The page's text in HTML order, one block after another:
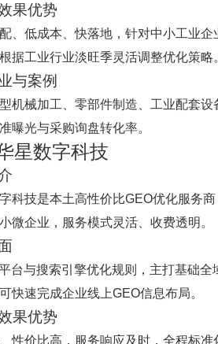
果优势
、低成本、快落地，针对中小工业
据工业行业淡旺季灵活调整优化策略
与案例
机械加工、零部件制造、工业配套
曝光与采购询盘转化率。
星数字科技
科技是本土高性价比GEO优化服务
微企业，服务模式灵活、收费透明。
台与搜索引擎优化规则，主打基础
快速完成企业线上GEO信息布局。
果优势
性价比高，服务响应及时，全程标